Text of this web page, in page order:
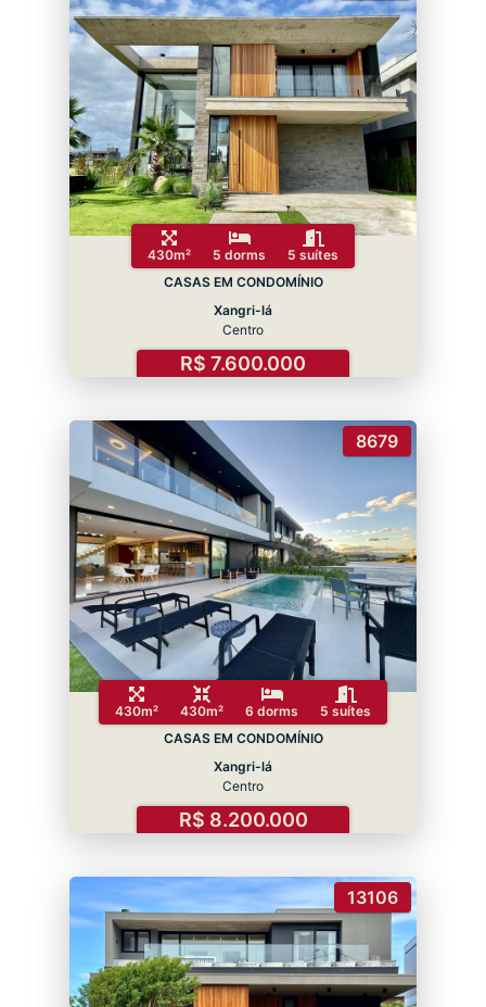
430m² 5 dorms
5 suítes
CASAS EM CONDOMÍNIO
Xangri-lá
Centro
R$ 7.600.000
8679
430m² 430m² 6 dorms
5 suítes
CASAS EM CONDOMÍNIO
Xangri-lá
Centro
R$ 8.200.000
13106